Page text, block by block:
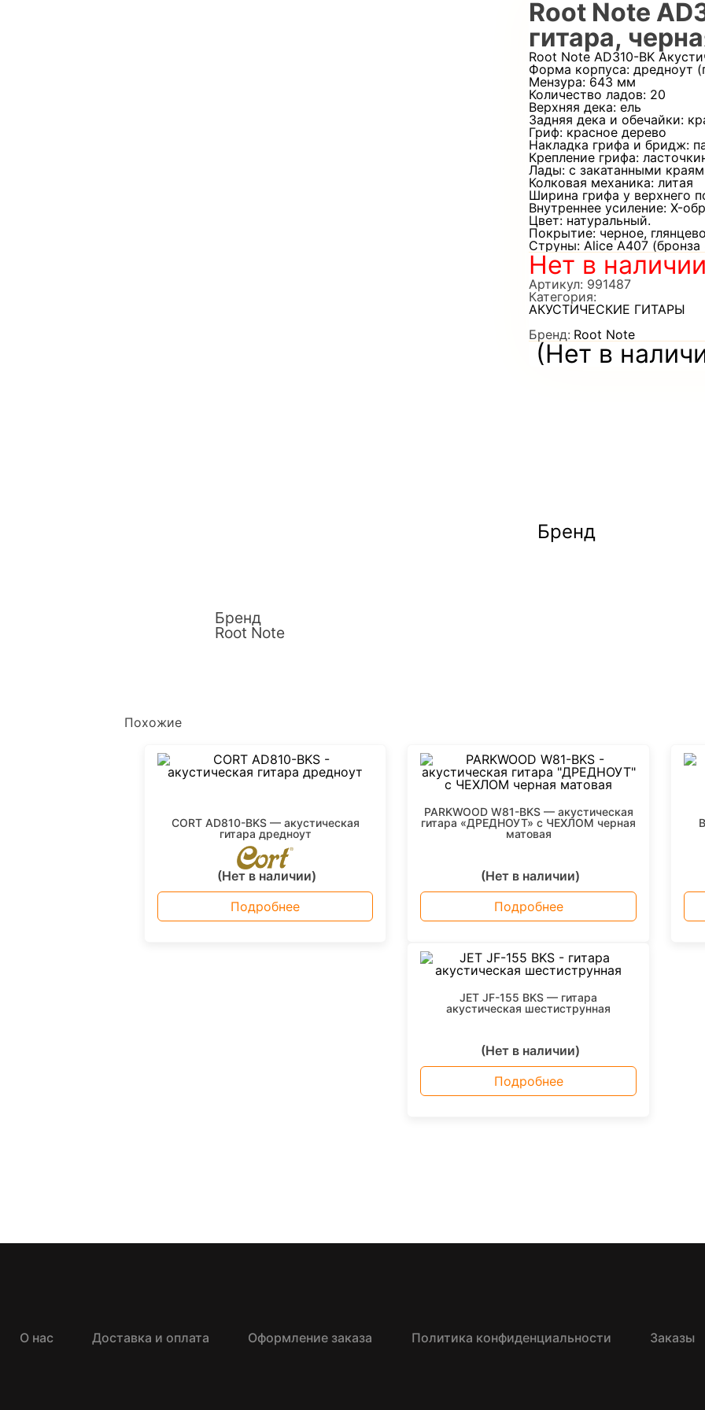
Root Note
гитара,
(Нет в
Root Note AD310-BK
Форма корпуса: дредноут
Мензура: 643 мм
Количество ладов: 20
Верхняя дека: ель
Задняя дека и обечайки:
Гриф: красное дерево
Накладка грифа и бридж:
Крепление грифа:
Лады: с закатанными
Колковая механика: литая
Ширина грифа у верхнего
Внутреннее усиление: X-
Цвет: натуральный.
Покрытие: черное,
Струны: Alice A407
Нет в
Артикул: 991487
Категория:
АКУСТИЧЕСКИЕ ГИТАРЫ
Бренд: Root Note
Бренд
Бренд
Root Note
Похожие
CORT AD810-BKS — акустическая
гитара дредноут
(Нет в наличии)
Подробнее
PARKWOOD W81-BKS — акустическая
гитара «ДРЕДНОУТ» с ЧЕХЛОМ черная
матовая
(Нет в наличии)
Подробнее
JET JF-155 BKS — гитара
акустическая шестиструнная
(Нет в наличии)
Подробнее
О нас Доставка и оплата Оформление заказа Политика конфиденциальности Заказы